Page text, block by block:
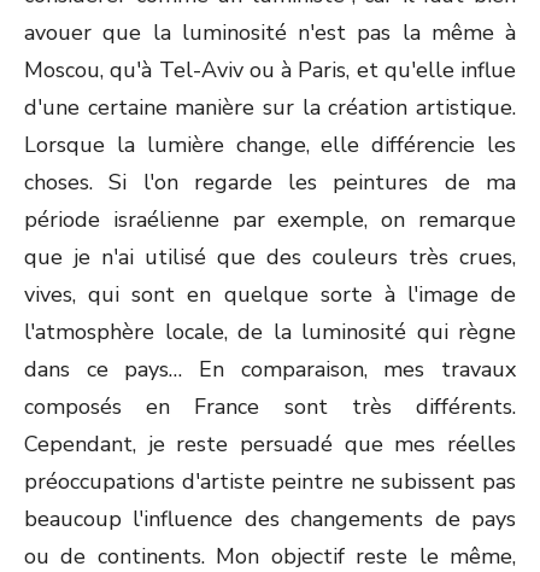
avouer que la luminosité n'est pas la même à
Moscou, qu'à Tel-Aviv ou à Paris, et qu'elle influe
d'une certaine manière sur la création artistique.
Lorsque la lumière change, elle différencie les
choses. Si l'on regarde les peintures de ma
période israélienne par exemple, on remarque
que je n'ai utilisé que des couleurs très crues,
vives, qui sont en quelque sorte à l'image de
l'atmosphère locale, de la luminosité qui règne
dans ce pays… En comparaison, mes travaux
composés en France sont très différents.
Cependant, je reste persuadé que mes réelles
préoccupations d'artiste peintre ne subissent pas
beaucoup l'influence des changements de pays
ou de continents. Mon objectif reste le même,